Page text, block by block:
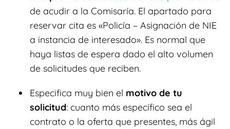
de acudir a la Comisaría. El apartado para
reservar cita es «Policía – Asignación de NIE
a instancia de interesado». Es normal que
haya listas de espera dado el alto volumen
de solicitudes que reciben.
Especifica muy bien el motivo de tu
solicitud: cuanto más específico sea el
contrato o la oferta que presentes, más ágil